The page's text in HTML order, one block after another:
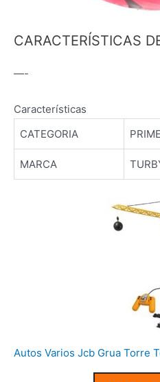
CARACTERÍSTICAS
—-
Características
CATEGORIA
MARCA
Autos Varios Jcb Grua Torre